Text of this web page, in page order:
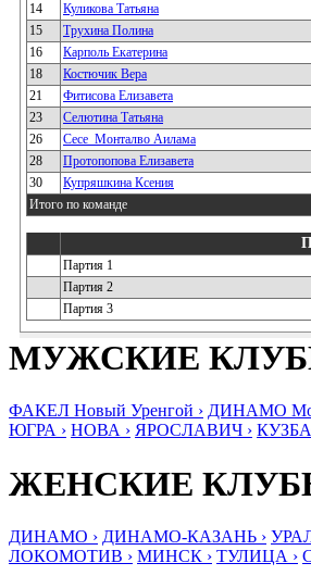
14
Куликова Татьяна
15
Трухина Полина
16
Карполь Екатерина
18
Костючик Вера
21
Фитисова Елизавета
23
Селютина Татьяна
26
Сесе_Монталво Аилама
28
Протопопова Елизавета
30
Купряшкина Ксения
Итого по команде
Партия 1
Партия 2
Партия 3
МУЖСКИЕ
ФАКЕЛ Новый Уренгой › ДИНАМО
ЮГРА › НОВА › ЯРОСЛАВИЧ ›
ЖЕНСКИЕ
ДИНАМО › ДИНАМО-КАЗАНЬ ›
ЛОКОМОТИВ › МИНСК › ТУЛИЦА ›